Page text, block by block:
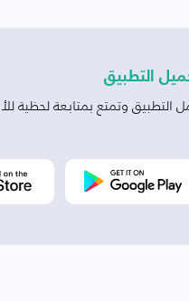
التطبيق
التطبيق وتمتع بمتابعة لحظية